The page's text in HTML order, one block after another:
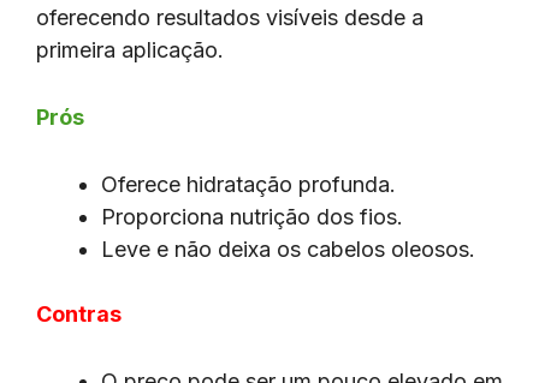
oferecendo resultados visíveis desde a
primeira aplicação.
Prós
Oferece hidratação profunda.
Proporciona nutrição dos fios.
Leve e não deixa os cabelos oleosos.
Contras